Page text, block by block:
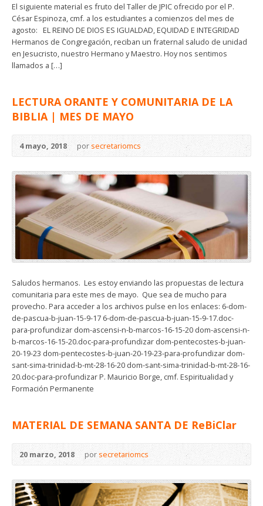
El siguiente material es fruto del Taller de JPIC ofrecido por el P.
César Espinoza, cmf. a los estudiantes a comienzos del mes de
agosto: EL REINO DE DIOS ES IGUALDAD, EQUIDAD E INTEGRIDAD
Hermanos de Congregación, reciban un fraternal saludo de unidad
en Jesucristo, nuestro Hermano y Maestro. Hoy nos sentimos
llamados a […]
LECTURA ORANTE Y COMUNITARIA DE LA
BIBLIA | MES DE MAYO
4 mayo, 2018 por secretariomcs
Saludos hermanos. Les estoy enviando las propuestas de lectura
comunitaria para este mes de mayo. Que sea de mucho para
provecho. Para acceder a los archivos pulse en los enlaces: 6-dom-
de-pascua-b-juan-15-9-17 6-dom-de-pascua-b-juan-15-9-17.doc-
para-profundizar dom-ascensi-n-b-marcos-16-15-20 dom-ascensi-n-
b-marcos-16-15-20.doc-para-profundizar dom-pentecostes-b-juan-
20-19-23 dom-pentecostes-b-juan-20-19-23-para-profundizar dom-
sant-sima-trinidad-b-mt-28-16-20 dom-sant-sima-trinidad-b-mt-28-16-
20.doc-para-profundizar P. Mauricio Borge, cmf. Espiritualidad y
Formación Permanente
MATERIAL DE SEMANA SANTA DE ReBiClar
20 marzo, 2018 por secretariomcs